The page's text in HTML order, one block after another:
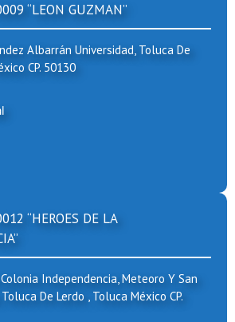
“LEON GUZMAN”
Albarrán Universidad, Toluca De
CP. 50130
“HEROES DE LA
Independencia, Meteoro Y San
De Lerdo , Toluca México CP.